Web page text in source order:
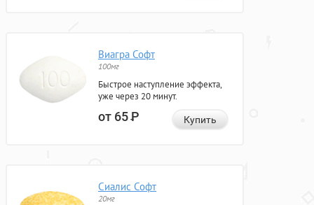
Виагра Софт
100мг
Быстрое наступление эффекта,
уже через 20 минут.
от 65Р Купить
Сиалис Софт
20мг